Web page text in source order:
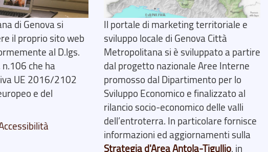
di Genova si
il proprio sito web
al D.lgs.
che ha
UE 2016/2102
e del
Il portale di marketing territoriale e
sviluppo locale di Genova Città
Metropolitana si è sviluppato a partire
dal progetto nazionale Aree Interne
promosso dal Dipartimento per lo
Sviluppo Economico e finalizzato al
rilancio socio-economico delle valli
dell’entroterra. In particolare fornisce
informazioni ed aggiornamenti sulla
Strategia d'Area Antola-Tigullio, in